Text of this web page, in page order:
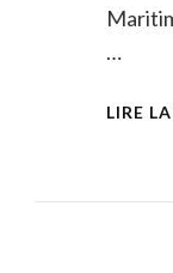
…
LIRE